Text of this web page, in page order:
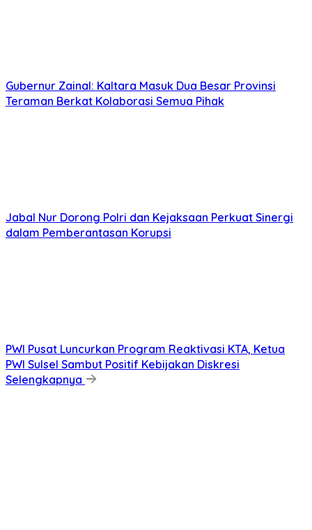
Gubernur Zainal: Kaltara Masuk Dua Besar Provinsi
Teraman Berkat Kolaborasi Semua Pihak
Jabal Nur Dorong Polri dan Kejaksaan Perkuat Sinergi
dalam Pemberantasan Korupsi
PWI Pusat Luncurkan Program Reaktivasi KTA, Ketua
PWI Sulsel Sambut Positif Kebijakan Diskresi
Selengkapnya